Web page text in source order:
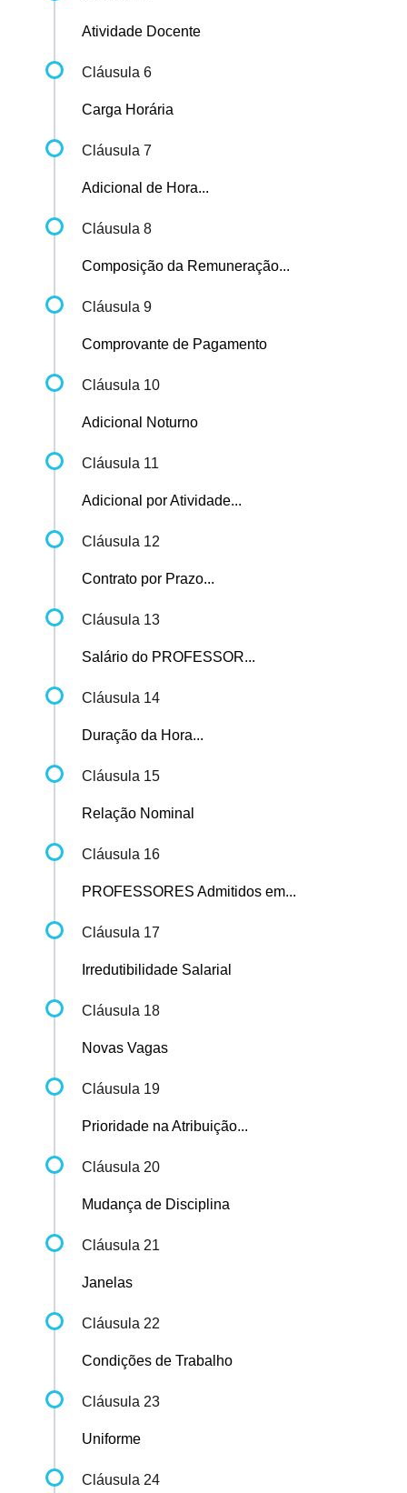
Atividade Docente
Cláusula 6
Carga Horária
Cláusula 7
Adicional de Hora...
Cláusula 8
Composição da Remuneração...
Cláusula 9
Comprovante de Pagamento
Cláusula 10
Adicional Noturno
Cláusula 11
Adicional por Atividade...
Cláusula 12
Contrato por Prazo...
Cláusula 13
Salário do PROFESSOR...
Cláusula 14
Duração da Hora...
Cláusula 15
Relação Nominal
Cláusula 16
PROFESSORES Admitidos em...
Cláusula 17
Irredutibilidade Salarial
Cláusula 18
Novas Vagas
Cláusula 19
Prioridade na Atribuição...
Cláusula 20
Mudança de Disciplina
Cláusula 21
Janelas
Cláusula 22
Condições de Trabalho
Cláusula 23
Uniforme
Cláusula 24